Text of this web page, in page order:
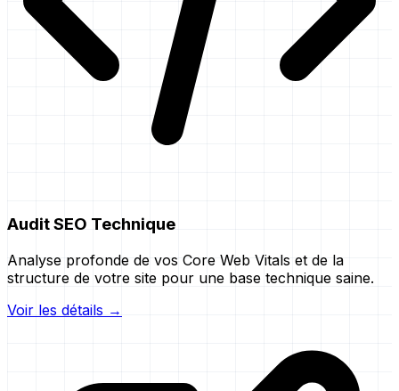
Audit SEO Technique
Analyse profonde de vos Core Web Vitals et de la
structure de votre site pour une base technique saine.
Voir les détails →